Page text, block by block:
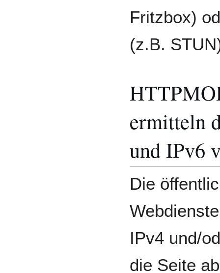
Fritzbox)
(z.B.
ermitteln
und IPv6
Die
IPv4 und/
die Seite